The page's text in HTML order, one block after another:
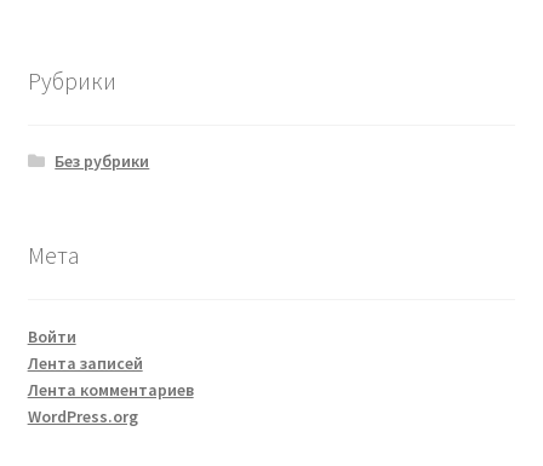
Рубрики
Без рубрики
Мета
Войти
Лента записей
Лента комментариев
WordPress.org